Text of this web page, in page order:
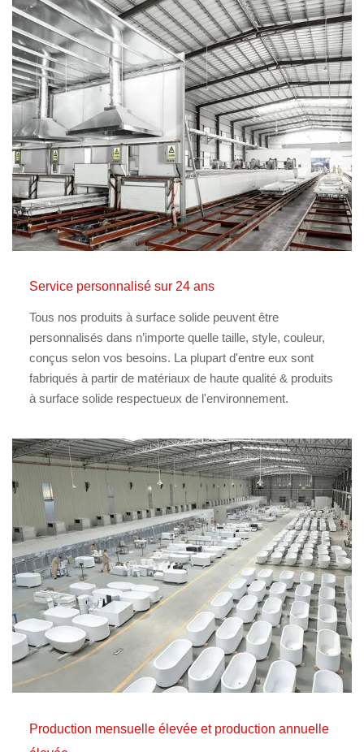
Service personnalisé sur 24 ans
Tous nos produits à surface solide peuvent être
personnalisés dans n’importe quelle taille, style, couleur,
conçus selon vos besoins. La plupart d'entre eux sont
fabriqués à partir de matériaux de haute qualité & produits
à surface solide respectueux de l'environnement.
Production mensuelle élevée et production annuelle